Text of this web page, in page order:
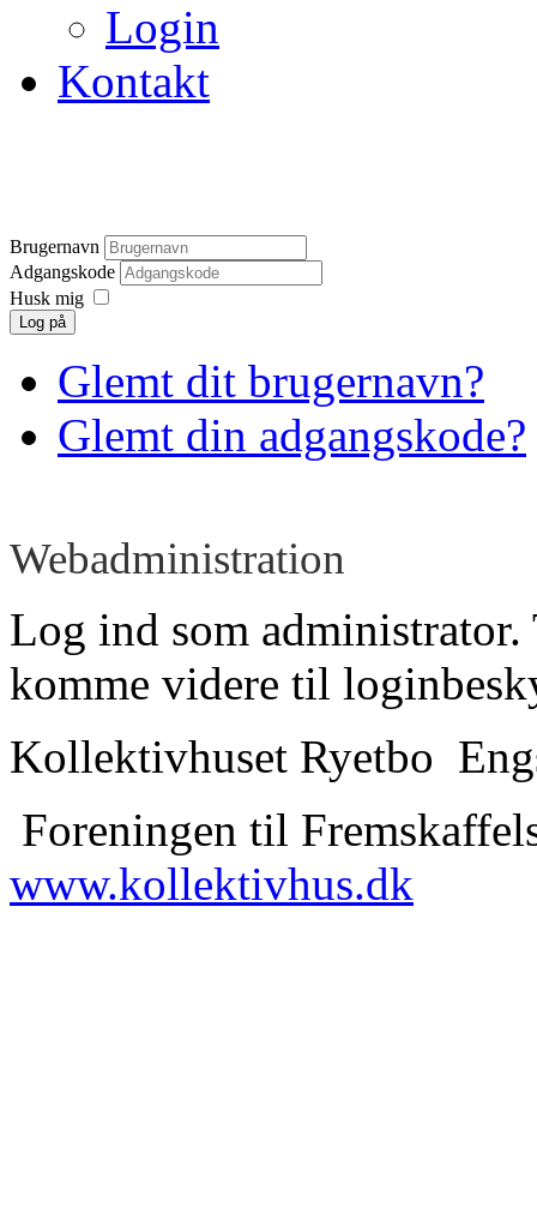
Login
Kontakt
Brugernavn
Adgangskode
Husk mig
Log på
Glemt dit brugernavn?
Glemt din adgangskode?
Webadministration
Log ind som
komme videre til
Kollektivhuset Ryetbo
Foreningen til
www.kollektivhus.dk